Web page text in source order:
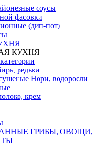
соусы
фасовки
(дип-пот)
КУХНЯ
редька
Нори, водоросли
крем
ГРИБЫ, ОВОЩИ,